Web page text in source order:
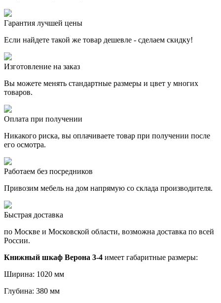
Гарантия лучшей цены
Если найдете такой же товар дешевле - сделаем скидку!
Изготовление на заказ
Вы можете менять стандартные размеры и цвет у многих
товаров.
Оплата при получении
Никакого риска, вы оплачиваете товар при получении после
его осмотра.
Работаем без посредников
Привозим мебель на дом напрямую со склада производителя.
Быстрая доставка
по Москве и Московской области, возможна доставка по всей
России.
Книжный шкаф Верона 3-4 имеет габаритные размеры:
Ширина: 1020 мм
Глубина: 380 мм